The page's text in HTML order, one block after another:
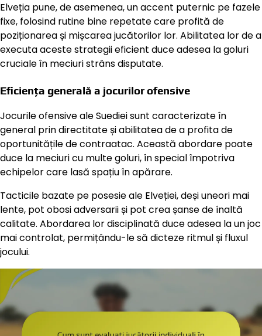
Elveția pune, de asemenea, un accent puternic pe fazele
fixe, folosind rutine bine repetate care profită de
poziționarea și mișcarea jucătorilor lor. Abilitatea lor de a
executa aceste strategii eficient duce adesea la goluri
cruciale în meciuri strâns disputate.
Eficiența generală a jocurilor ofensive
Jocurile ofensive ale Suediei sunt caracterizate în
general prin directitate și abilitatea de a profita de
oportunitățile de contraatac. Această abordare poate
duce la meciuri cu multe goluri, în special împotriva
echipelor care lasă spațiu în apărare.
Tacticile bazate pe posesie ale Elveției, deși uneori mai
lente, pot obosi adversarii și pot crea șanse de înaltă
calitate. Abordarea lor disciplinată duce adesea la un joc
mai controlat, permițându-le să dicteze ritmul și fluxul
jocului.